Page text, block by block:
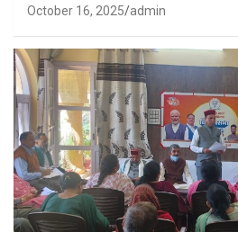
October 16, 2025 admin